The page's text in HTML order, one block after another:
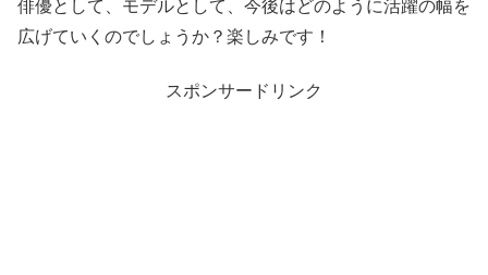
俳優として、モデルとして、今後はどのように活躍の幅を
広げていくのでしょうか？楽しみです！
スポンサードリンク